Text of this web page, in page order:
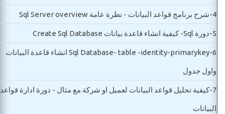
4- شرح برنامج قواعد البيانات - نظرة عامة Sql Server overview
5- دورة Sql- كيفية انشاء قاعدة بيانات Create Sql Database
6- Sql Database- table -identity-primarykey انشاء قاعدة البيانات
واول جدول
7- كيفية تحليل قواعد البيانات لعميل او شركة مع مثال - دورة ادارة قواعد
البيانات